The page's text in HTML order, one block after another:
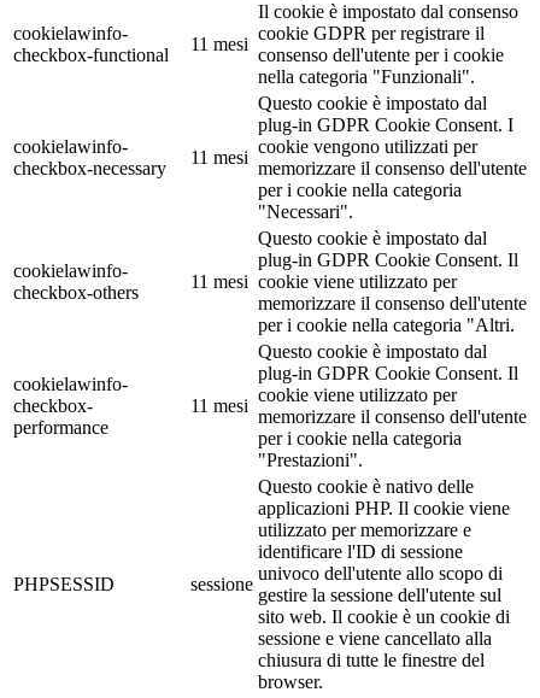
cookielawinfo-
checkbox-functional
11 mesi
Il cookie è impostato dal consenso
cookie GDPR per registrare il
consenso dell'utente per i cookie
nella categoria "Funzionali".
cookielawinfo-
checkbox-necessary
11 mesi
Questo cookie è impostato dal
plug-in GDPR Cookie Consent. I
cookie vengono utilizzati per
memorizzare il consenso dell'utente
per i cookie nella categoria
"Necessari".
cookielawinfo-
checkbox-others
11 mesi
Questo cookie è impostato dal
plug-in GDPR Cookie Consent. Il
cookie viene utilizzato per
memorizzare il consenso dell'utente
per i cookie nella categoria "Altri.
cookielawinfo-
checkbox-
performance
11 mesi
Questo cookie è impostato dal
plug-in GDPR Cookie Consent. Il
cookie viene utilizzato per
memorizzare il consenso dell'utente
per i cookie nella categoria
"Prestazioni".
PHPSESSID sessione
Questo cookie è nativo delle
applicazioni PHP. Il cookie viene
utilizzato per memorizzare e
identificare l'ID di sessione
univoco dell'utente allo scopo di
gestire la sessione dell'utente sul
sito web. Il cookie è un cookie di
sessione e viene cancellato alla
chiusura di tutte le finestre del
browser.